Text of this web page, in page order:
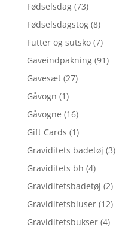
Fødselsdag (73)
Fødselsdagstog (8)
Futter og sutsko (7)
Gaveindpakning (91)
Gavesæt (27)
Gåvogn (1)
Gåvogne (16)
Gift Cards (1)
Graviditets badetøj (3)
Graviditets bh (4)
Graviditetsbadetøj (2)
Graviditetsbluser (12)
Graviditetsbukser (4)